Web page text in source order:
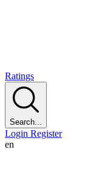
Ratings
Search...
Login Register
en